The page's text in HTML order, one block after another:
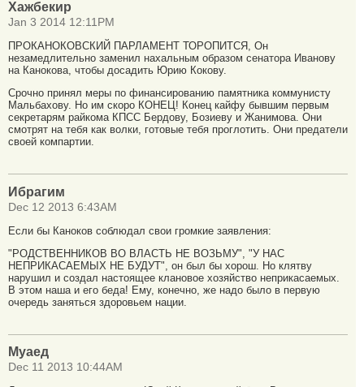
Хажбекир
Jan 3 2014 12:11PM
ПРОКАНОКОВСКИЙ ПАРЛАМЕНТ ТОРОПИТСЯ, Он
незамедлительно заменил нахальным образом сенатора Иванову
на Канокова, чтобы досадить Юрию Кокову.
Срочно принял меры по финансированию памятника коммунисту
Мальбахову. Но им скоро КОНЕЦ! Конец кайфу бывшим первым
секретарям райкома КПСС Бердову, Бозиеву и Жанимова. Они
смотрят на тебя как волки, готовые тебя проглотить. Они предатели
своей компартии.
Ибрагим
Dec 12 2013 6:43AM
Если бы Каноков соблюдал свои громкие заявления:
"РОДСТВЕННИКОВ ВО ВЛАСТЬ НЕ ВОЗЬМУ", "У НАС
НЕПРИКАСАЕМЫХ НЕ БУДУТ", он был бы хорош. Но клятву
нарушил и создал настоящее клановое хозяйство неприкасаемых.
В этом наша и его беда! Ему, конечно, же надо было в первую
очередь заняться здоровьем нации.
Муаед
Dec 11 2013 10:44AM